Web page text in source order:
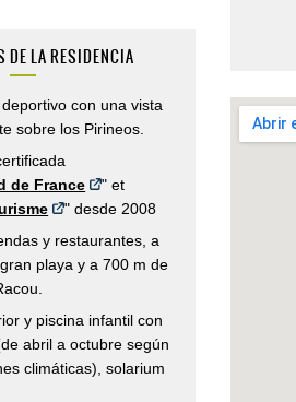
DE LA RESIDENCIA
con una vista
sobre los Pirineos.
de France
" et
" desde 2008
y restaurantes, a
playa y a 700 m de
y piscina infantil con
abril a octubre según
climáticas), solarium